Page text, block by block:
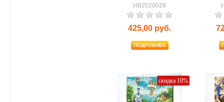
HB2020028
425,00 руб.
ПОДРОБНЕЕ
скидка 10%